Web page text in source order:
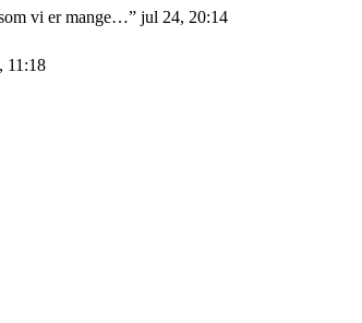
vi er mange…” jul 24, 20:14
11:18